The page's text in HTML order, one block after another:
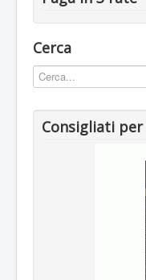
Cerca
Consigliati